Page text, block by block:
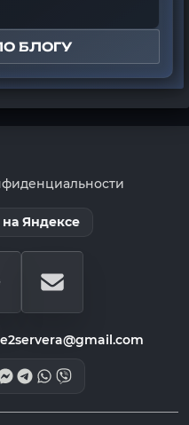
БЛОГУ
Яндексе